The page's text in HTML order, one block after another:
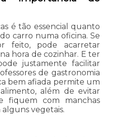
é tão essencial quanto
carro numa oficina. Se
feito, pode acarretar
hora de cozinhar. E ter
justamente facilitar
de gastronomia
bem afiada permite um
além de evitar
fiquem com manchas
vegetais.